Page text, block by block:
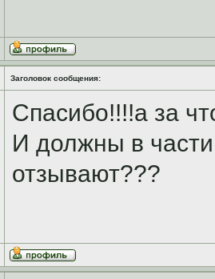
Заголовок сообщения:
Спасибо!!!!а за
И должны в
отзывают???